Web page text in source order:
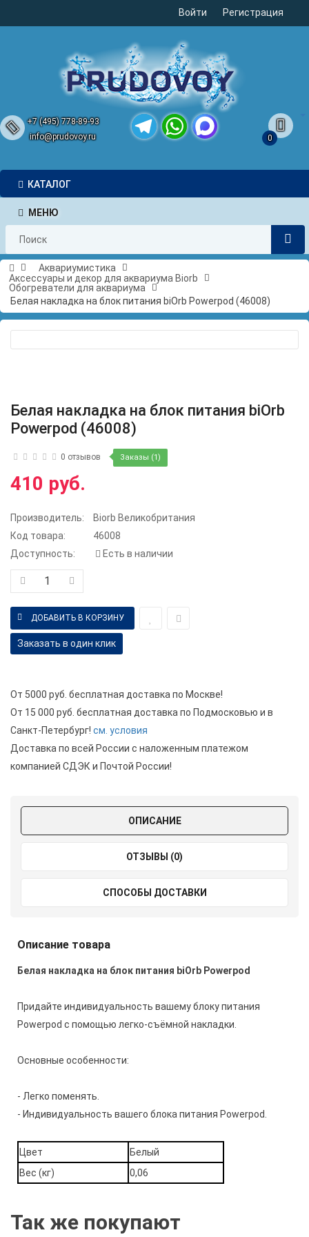
Войти Регистрация
+7 (495) 778-89-93
info@prudovoy.ru
0
КАТАЛОГ
МЕНЮ
Аквариумистика
Аксессуары и декор для аквариума Biorb
Обогреватели для аквариума
Белая накладка на блок питания biOrb Powerpod (46008)
Белая накладка на блок питания biOrb
Powerpod (46008)
0 отзывов Заказы (1)
410 руб.
Производитель:
Biorb Великобритания
Код товара:
46008
Доступность:
Есть в наличии
Заказать в один клик
От 5000 руб. бесплатная доставка по Москве!
От 15 000 руб. бесплатная доставка по Подмосковью и в
Санкт-Петербург! см. условия
Доставка по всей России с наложенным платежом
компанией СДЭК и Почтой России!
ОПИСАНИЕ
ОТЗЫВЫ (0)
СПОСОБЫ ДОСТАВКИ
Описание товара
Белая накладка на блок питания biOrb Powerpod
Придайте индивидуальность вашему блоку питания
Powerpod с помощью легко-съёмной накладки.
Основные особенности:
- Легко поменять.
- Индивидуальность вашего блока питания Powerpod.
Цвет
Белый
Вес (кг)
0,06
Так же покупают